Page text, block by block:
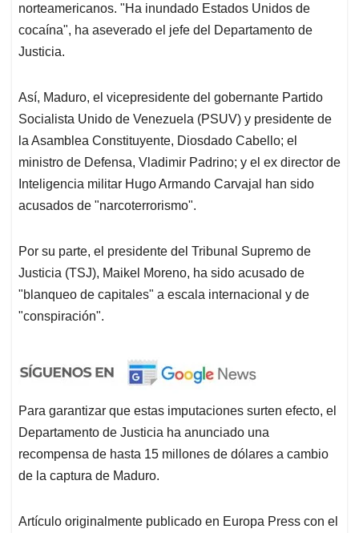
norteamericanos. "Ha inundado Estados Unidos de
cocaína", ha aseverado el jefe del Departamento de
Justicia.
Así, Maduro, el vicepresidente del gobernante Partido
Socialista Unido de Venezuela (PSUV) y presidente de
la Asamblea Constituyente, Diosdado Cabello; el
ministro de Defensa, Vladimir Padrino; y el ex director de
Inteligencia militar Hugo Armando Carvajal han sido
acusados de "narcoterrorismo".
Por su parte, el presidente del Tribunal Supremo de
Justicia (TSJ), Maikel Moreno, ha sido acusado de
"blanqueo de capitales" a escala internacional y de
"conspiración".
Para garantizar que estas imputaciones surten efecto, el
Departamento de Justicia ha anunciado una
recompensa de hasta 15 millones de dólares a cambio
de la captura de Maduro.
Artículo originalmente publicado en Europa Press con el